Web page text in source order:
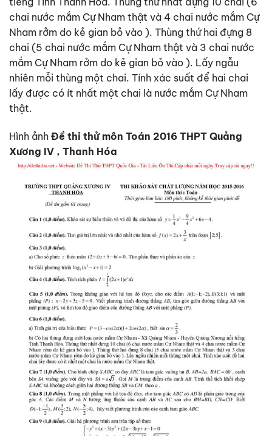
chai nước mắm Cự Nham thật và 4 chai nước mắm Cự
Nham rởm do kẻ gian bỏ vào ). Thùng thứ hai đựng 8
chai (5 chai nước mắm Cự Nham thật và 3 chai nước
mắm Cự Nham rởm do kẻ gian bỏ vào ). Lấy ngẫu
nhiên mỗi thùng một chai. Tính xác suất để hai chai
lấy được có ít nhất một chai là nước mắm Cự Nham
thật.
Hình ảnh Đề thi thử môn Toán 2016 THPT Quảng
Xương IV , Thanh Hóa